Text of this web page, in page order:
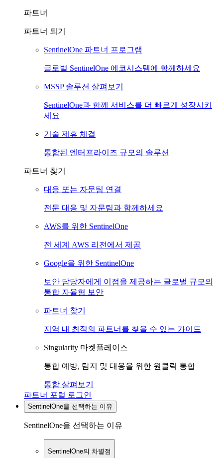
파트너
파트너 되기
SentinelOne 파트너 프로그램
글로벌 SentinelOne 에코시스템에 함께하세요
MSSP 솔루션 살펴보기
SentinelOne과 함께 서비스를 더 빠르게 성장시키
세요
기술 제휴 체결
통합된 엔터프라이즈 규모의 솔루션
파트너 찾기
대응 또는 자문팀 연결
전문 대응 및 자문팀과 함께하세요
AWS를 위한 SentinelOne
전 세계 AWS 리전에서 제공
Google을 위한 SentinelOne
보안 담당자에게 이점을 제공하는 글로벌 규모의
통합 자율형 보안
파트너 찾기
지역 내 최적의 파트너를 찾을 수 있는 가이드
Singularity 마켓플레이스
통합 예방, 탐지 및 대응을 위한 원클릭 통합
통합 살펴보기
파트너 포털 로그인
SentinelOne을 선택하는 이유
SentinelOne을 선택하는 이유
SentinelOne의 차별점